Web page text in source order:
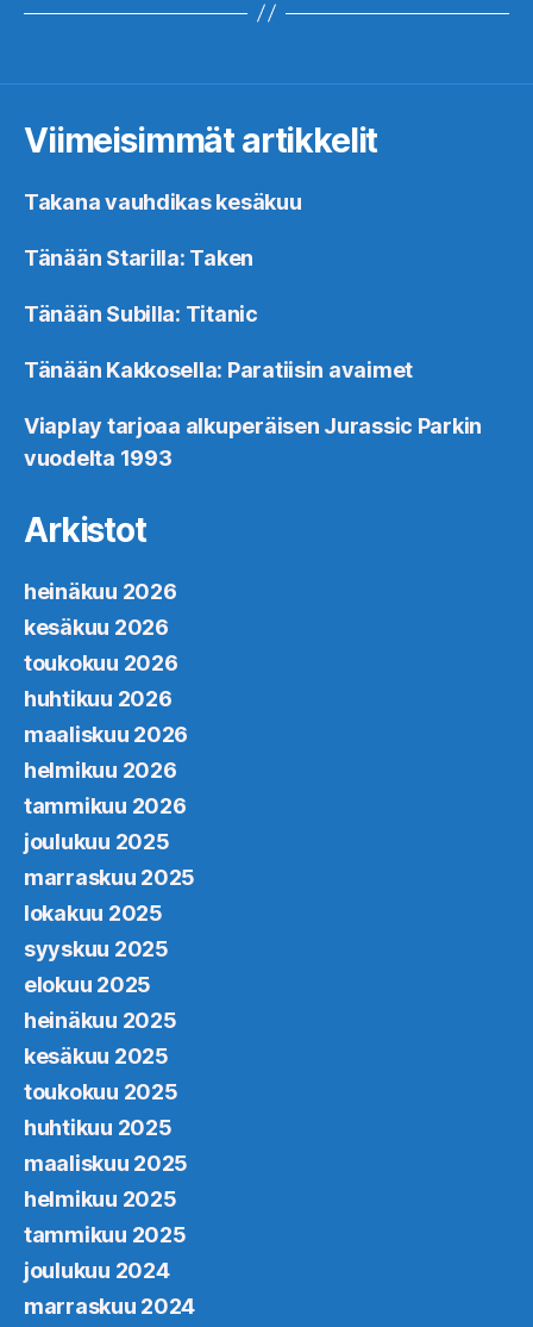
Viimeisimmät artikkelit
Takana vauhdikas kesäkuu
Tänään Starilla: Taken
Tänään Subilla: Titanic
Tänään Kakkosella: Paratiisin avaimet
Viaplay tarjoaa alkuperäisen Jurassic Parkin
vuodelta 1993
Arkistot
heinäkuu 2026
kesäkuu 2026
toukokuu 2026
huhtikuu 2026
maaliskuu 2026
helmikuu 2026
tammikuu 2026
joulukuu 2025
marraskuu 2025
lokakuu 2025
syyskuu 2025
elokuu 2025
heinäkuu 2025
kesäkuu 2025
toukokuu 2025
huhtikuu 2025
maaliskuu 2025
helmikuu 2025
tammikuu 2025
joulukuu 2024
marraskuu 2024